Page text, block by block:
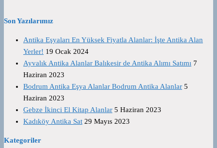
Son Yazılarımız
Antika Eşyaları En Yüksek Fiyatla Alanlar: İşte Antika Alan
Yerler! 19 Ocak 2024
Ayvalık Antika Alanlar Balıkesir de Antika Alımı Satımı 7
Haziran 2023
Bodrum Antika Eşya Alanlar Bodrum Antika Alanlar 5
Haziran 2023
Gebze İkinci El Kitap Alanlar 5 Haziran 2023
Kadıköy Antika Sat 29 Mayıs 2023
Kategoriler